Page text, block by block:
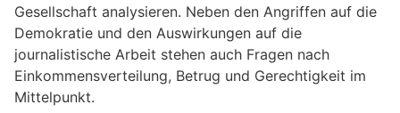
Gesellschaft analysieren. Neben den Angriffen auf die
Demokratie und den Auswirkungen auf die
journalistische Arbeit stehen auch Fragen nach
Einkommensverteilung, Betrug und Gerechtigkeit im
Mittelpunkt.